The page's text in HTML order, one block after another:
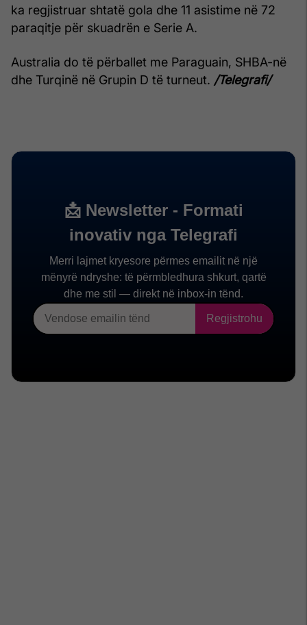
ka regjistruar shtatë gola dhe 11 asistime në 72
paraqitje për skuadrën e Serie A.
Australia do të përballet me Paraguain, SHBA-në
dhe Turqinë në Grupin D të turneut. /Telegrafi/